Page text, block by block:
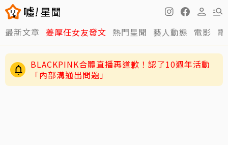
最新文章 姜厚任女友發文 熱門星聞 藝人動態 電影
BLACKPINK合體直播再道歉！認了10週年活動
「內部溝通出問題」